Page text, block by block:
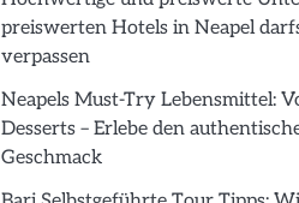
preiswerten Hotels in Neapel
verpassen
Neapels Must-Try Lebensmittel:
Desserts – Erlebe den
Geschmack